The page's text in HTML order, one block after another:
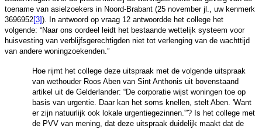
toename van asielzoekers in Noord-Brabant (25 november jl., uw kenmerk
3696952[3]). In antwoord op vraag 12 antwoordde het college het
volgende: “Naar ons oordeel leidt het bestaande wettelijk systeem voor
huisvesting van verblijfsgerechtigden niet tot verlenging van de wachttijd
van andere woningzoekenden.”
Hoe rijmt het college deze uitspraak met de volgende uitspraak
van wethouder Roos Aben van Sint Anthonis uit bovenstaand
artikel uit de Gelderlander: “De corporatie wijst woningen toe op
basis van urgentie. Daar kan het soms knellen, stelt Aben. 'Want
er zijn natuurlijk ook lokale urgentiegezinnen.'”? Is het college met
de PVV van mening, dat deze uitspraak duidelijk maakt dat de